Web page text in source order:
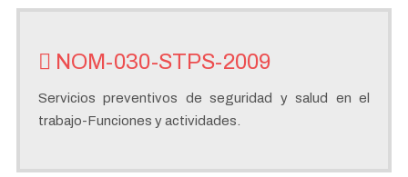
NOM-030-STPS-2009
Servicios preventivos de seguridad y salud en el
trabajo-Funciones y actividades.